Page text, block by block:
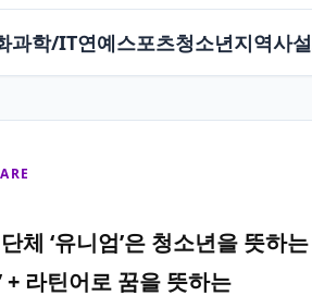
과학/IT연예스포츠청소년지역사
체 ‘유니엄’은 청소년을 뜻하는
+ 라틴어로 꿈을 뜻하는